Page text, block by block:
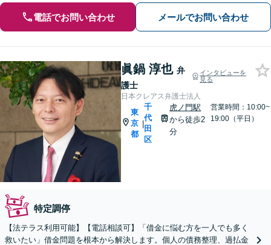
電話でお問い合わせ メールでお問い合わせ
眞鍋 淳也 弁
護士
インタビューを
見る
日本クレアス弁護士法人
東
京
都
|
千
代
田
区
虎ノ門駅
から徒歩2
分
営業時間：10:00~
19:00（平日）
特定調停
【法テラス利用可能】【電話相談可】「借金に悩む方を一人でも多く
救いたい」借金問題を根本から解決します。個人の債務整理、過払金